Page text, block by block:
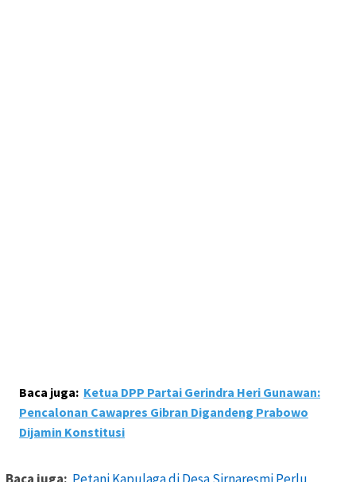
Baca juga: Ketua DPP Partai Gerindra Heri Gunawan:
Pencalonan Cawapres Gibran Digandeng Prabowo
Dijamin Konstitusi